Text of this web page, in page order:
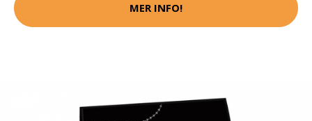
MER INFO!